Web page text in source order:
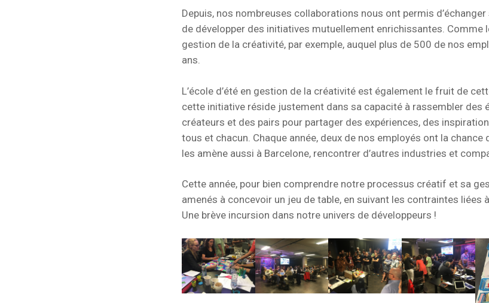
Depuis, nos nombreuses collaborations nous ont permis
de développer des initiatives mutuellement enrichissantes. Comme
gestion de la créativité, par exemple, auquel plus de 500 de nos
ans.
L’école d’été en gestion de la créativité est également le fruit de
cette initiative réside justement dans sa capacité à rassembler des
créateurs et des pairs pour partager des expériences, des
tous et chacun. Chaque année, deux de nos employés ont la chance
les amène aussi à Barcelone, rencontrer d’autres industries et
Cette année, pour bien comprendre notre processus créatif et sa
amenés à concevoir un jeu de table, en suivant les contraintes liées
Une brève incursion dans notre univers de développeurs !